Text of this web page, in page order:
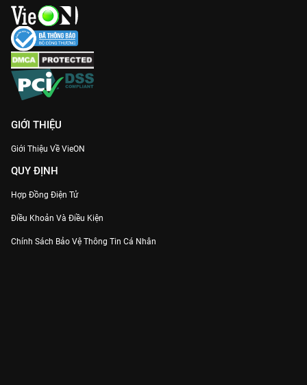
GIỚI THIỆU
Giới Thiệu Về VieON
QUY ĐỊNH
Hợp Đồng Điện Tử
Điều Khoản Và Điều Kiện
Chính Sách Bảo Vệ Thông Tin Cá Nhân